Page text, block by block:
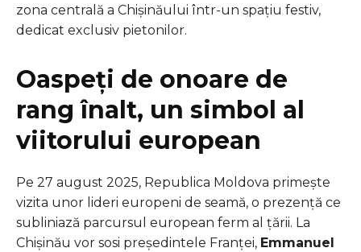
zona centrală a Chișinăului într-un spațiu festiv,
dedicat exclusiv pietonilor.
Oaspeți de onoare de
rang înalt, un simbol al
viitorului european
Pe 27 august 2025, Republica Moldova primeşte
vizita unor lideri europeni de seamă, o prezență ce
subliniază parcursul european ferm al țării. La
Chișinău vor sosi președintele Franței, Emmanuel